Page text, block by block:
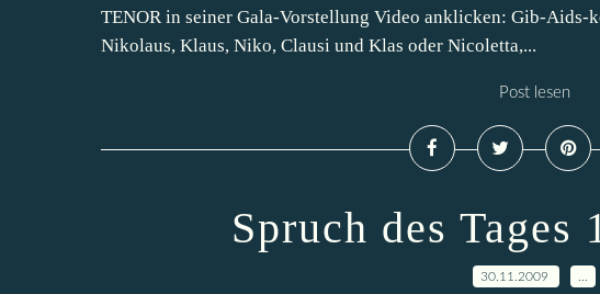
TENOR in seiner Gala-Vorstellung Video anklicken: Gib-Aids-
Nikolaus, Klaus, Niko, Clausi und Klas oder Nicoletta,...
Post lesen
Spruch des Tages
30.11.2009